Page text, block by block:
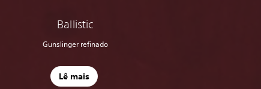
Ballistic
Gunslinger refinado
Lê mais